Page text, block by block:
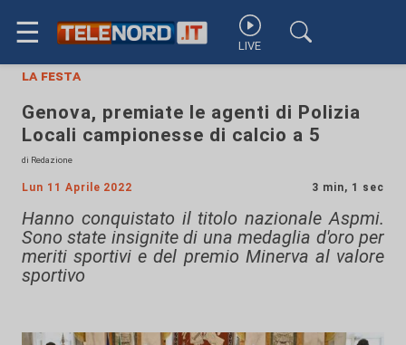
☰ LIVE
la festa
Genova, premiate le agenti di Polizia
Locali campionesse di calcio a 5
di Redazione
Lun 11 Aprile 2022 3 min, 1 sec
Hanno conquistato il titolo nazionale Aspmi.
Sono state insignite di una medaglia d'oro per
meriti sportivi e del premio Minerva al valore
sportivo